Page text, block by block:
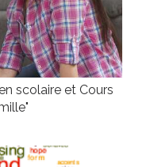
scolaire et Cours